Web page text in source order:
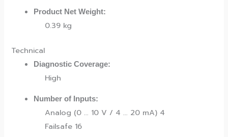
Product Net Weight:
0.39 kg
Technical
Diagnostic Coverage:
High
Number of Inputs:
Analog (0 … 10 V / 4 … 20 mA) 4
Failsafe 16